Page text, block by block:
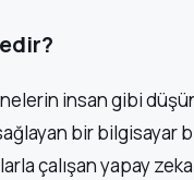
insan gibi
bir bilgisayar
çalışan yapay